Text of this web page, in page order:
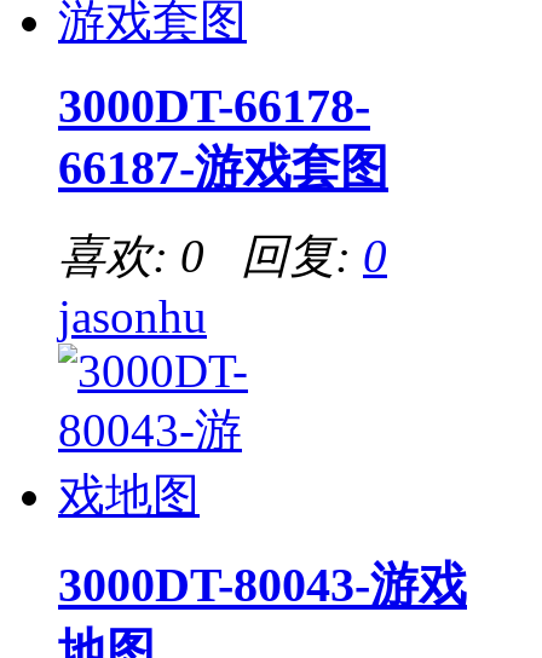
3000DT-66178-
66187-游戏套图
喜欢: 0 回复: 0
jasonhu
3000DT-80043-游戏